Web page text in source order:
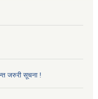
जरुरी सूचना !